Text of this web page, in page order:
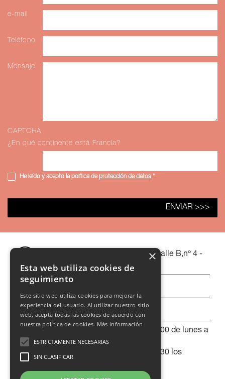
e-mail
Teléfono
Mensaje
CAPTCHA
¿En qué continente está Francia?
He leído y acepto la política de protección de datos *
Polígono Industrial Cordovilla. Calle B,nº 4 -
31191 Cordovilla (Navarra)
948 21 31 31
pamplona@adania.es
De 8:00 a 14:00 y de 15:30 a 19:00 de lunes a
jueves.
De 8:00 a 14:00 y de 15:30 a 17:30 los
Esta web utiliza cookies de
seguimiento
Este sitio web utiliza cookies para mejorar la
experiencia del usuario. Al utilizar nuestro sitio
web, acepta todas las cookies de acuerdo con
nuestra política de cookies. Más información
ESTRICTAMENTE NECESARIAS
SIN CLASIFICAR
×